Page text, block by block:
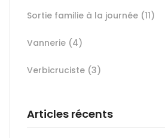
Sortie familie à la journée (11)
Vannerie (4)
Verbicruciste (3)
Articles récents